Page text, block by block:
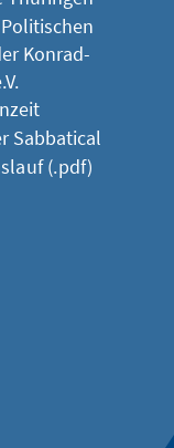
Konrad-
Sabbatical
(.pdf)